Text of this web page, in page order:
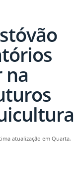
na
atualização em Quarta,